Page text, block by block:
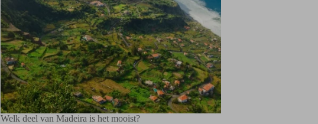
Welk deel van Madeira is het mooist?